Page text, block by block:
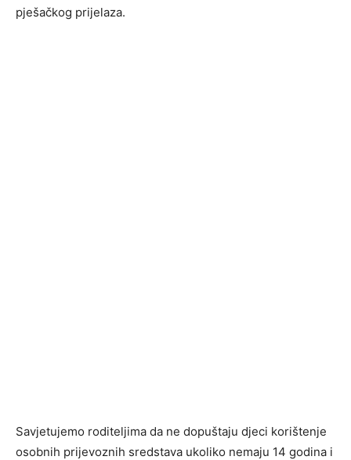
pješačkog prijelaza.
Savjetujemo roditeljima da ne dopuštaju djeci korištenje
osobnih prijevoznih sredstava ukoliko nemaju 14 godina i